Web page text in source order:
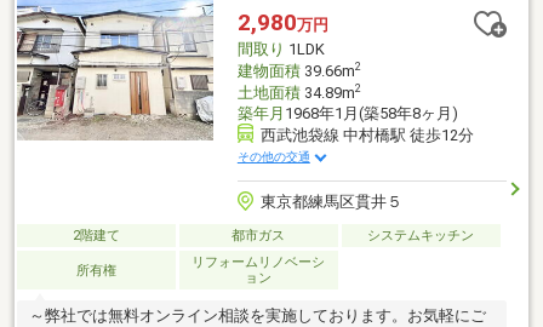
ート・資金計画・住宅ローン事前審査・中長期ライフシミュレー
ション・ご送迎等周辺物件もまとめてご紹介致しますまずはお気
軽にお問合わせ下さい♪
2,980万円
間取り 1LDK
建物面積39.66m2
土地面積34.89m2
築年月 1968年1月(築58年8ヶ月)
西武池袋線 中村橋駅 徒歩12分
その他の交通
東京都練馬区貫井５
2階建て 都市ガス システムキッチン
所有権
リフォームリノベーシ
ョン
～弊社では無料オンライン相談を実施しております。お気軽にご